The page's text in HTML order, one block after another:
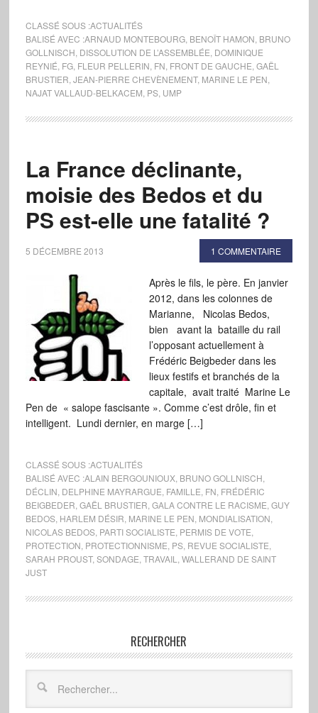
CLASSÉ SOUS :ACTUALITÉS
BALISÉ AVEC :ARNAUD MONTEBOURG, BENOÎT HAMON BRUNO
GOLLNISCH DISSOLUTION DE L’ASSEMBLÉE DOMINIQUE
REYNIÉ FG, FLEUR PELLERIN FN FRONT DE GAUCHE GAËL
BRUSTIER JEAN-PIERRE CHEVÈNEMENT, MARINE LE PEN
NAJAT VALLAUD-BELKACEM PS, UMP
La France déclinante,
moisie des Bedos et du
PS est-elle une fatalité ?
5 DÉCEMBRE 2013 1 COMMENTAIRE
Après le fils, le père. En janvier
2012, dans les colonnes de
Marianne, Nicolas Bedos,
bien avant la bataille du rail
l’opposant actuellement à
Frédéric Beigbeder dans les
lieux festifs et branchés de la
capitale, avait traité Marine Le
Pen de « salope fascisante ». Comme c’est drôle, fin et
intelligent. Lundi dernier, en marge […]
CLASSÉ SOUS :ACTUALITÉS
BALISÉ AVEC :ALAIN BERGOUNIOUX, BRUNO GOLLNISCH
DÉCLIN DELPHINE MAYRARGUE FAMILLE FN FRÉDÉRIC
BEIGBEDER GAËL BRUSTIER GALA CONTRE LE RACISME GUY
BEDOS, HARLEM DÉSIR MARINE LE PEN MONDIALISATION
NICOLAS BEDOS, PARTI SOCIALISTE PERMIS DE VOTE
PROTECTION PROTECTIONNISME PS, REVUE SOCIALISTE
SARAH PROUST, SONDAGE TRAVAIL
WALLERAND DE SAINT
JUST
RECHERCHER